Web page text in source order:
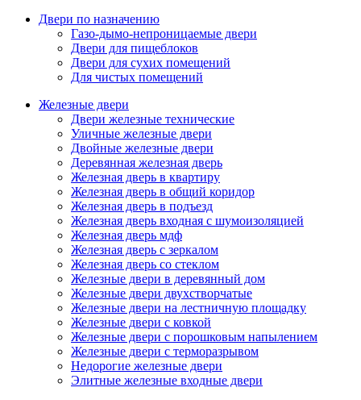
Двери по назначению
Газо-дымо-непроницаемые двери
Двери для пищеблоков
Двери для сухих помещений
Для чистых помещений
Железные двери
Двери железные технические
Уличные железные двери
Двойные железные двери
Деревянная железная дверь
Железная дверь в квартиру
Железная дверь в общий коридор
Железная дверь в подъезд
Железная дверь входная с шумоизоляцией
Железная дверь мдф
Железная дверь с зеркалом
Железная дверь со стеклом
Железные двери в деревянный дом
Железные двери двухстворчатые
Железные двери на лестничную площадку
Железные двери с ковкой
Железные двери с порошковым напылением
Железные двери с терморазрывом
Недорогие железные двери
Элитные железные входные двери